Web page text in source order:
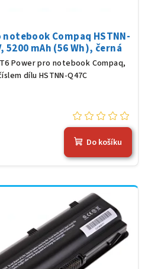
Compaq HSTNN-
5200 mAh (56 Wh), černá
Power pro notebook Compaq,
dílu HSTNN-Q47C
Do košíku